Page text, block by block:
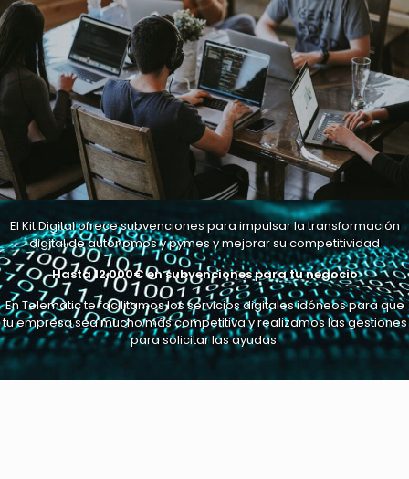
El Kit Digital ofrece subvenciones para impulsar la transformación
digital de autónomos y pymes y mejorar su competitividad
Hasta 12.000€ en subvenciones para tu negocio
En Telemàtic te facilitamos los servicios digitales idóneos para que
tu empresa sea mucho más competitiva y realizamos las gestiones
para solicitar las ayudas.